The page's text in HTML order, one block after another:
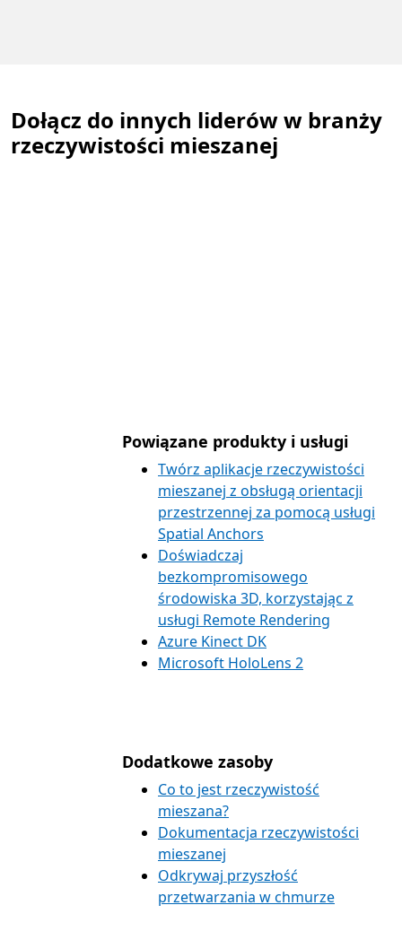
Dołącz do innych liderów w branży
rzeczywistości mieszanej
Powiązane produkty i usługi
Twórz aplikacje rzeczywistości
mieszanej z obsługą orientacji
przestrzennej za pomocą usługi
Spatial Anchors
Doświadczaj
bezkompromisowego
środowiska 3D, korzystając z
usługi Remote Rendering
Azure Kinect DK
Microsoft HoloLens 2
Dodatkowe zasoby
Co to jest rzeczywistość
mieszana?
Dokumentacja rzeczywistości
mieszanej
Odkrywaj przyszłość
przetwarzania w chmurze